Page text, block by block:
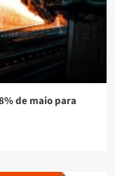
de maio para